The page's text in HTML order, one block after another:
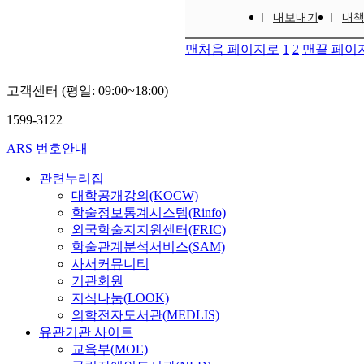
내보내기 내
맨처음 페이지로 1 2 맨끝 페이
고객센터 (평일: 09:00~18:00)
1599-3122
ARS 번호안내
관련누리집
대학공개강의(KOCW)
학술정보통계시스템(Rinfo)
외국학술지지원센터(FRIC)
학술관계분석서비스(SAM)
사서커뮤니티
기관회원
지식나눔(LOOK)
의학전자도서관(MEDLIS)
유관기관 사이트
교육부(MOE)